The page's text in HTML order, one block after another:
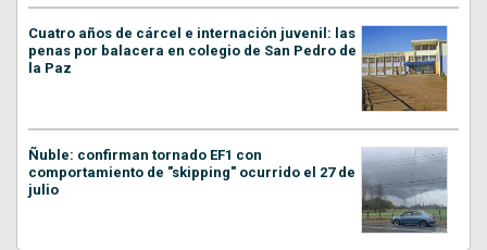
Cuatro años de cárcel e internación juvenil: las
penas por balacera en colegio de San Pedro de
la Paz
Ñuble: confirman tornado EF1 con
comportamiento de "skipping" ocurrido el 27 de
julio